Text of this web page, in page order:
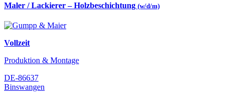
Maler / Lackierer – Holzbeschichtung (w/d/m)
Vollzeit
Produktion & Montage
DE-86637
Binswangen